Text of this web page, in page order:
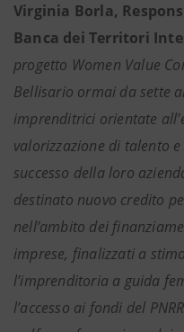
Virginia Borla,
Banca dei Territori
progetto Women Value
Bellisario ormai da sette
imprenditrici orientate
valorizzazione di talento
successo della loro
destinato nuovo credito
nell’ambito dei
imprese, finalizzati a
l’imprenditoria a guida
l’accesso ai fondi del